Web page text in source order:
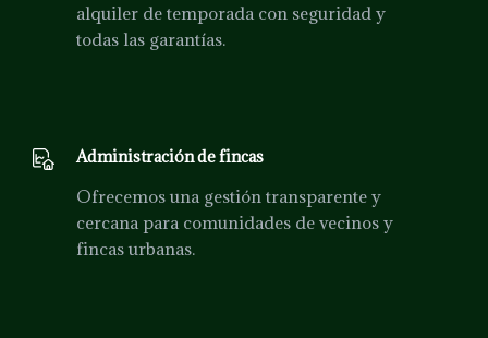
alquiler de temporada con seguridad y
todas las garantías.
Administración de fincas
Ofrecemos una gestión transparente y
cercana para comunidades de vecinos y
fincas urbanas.